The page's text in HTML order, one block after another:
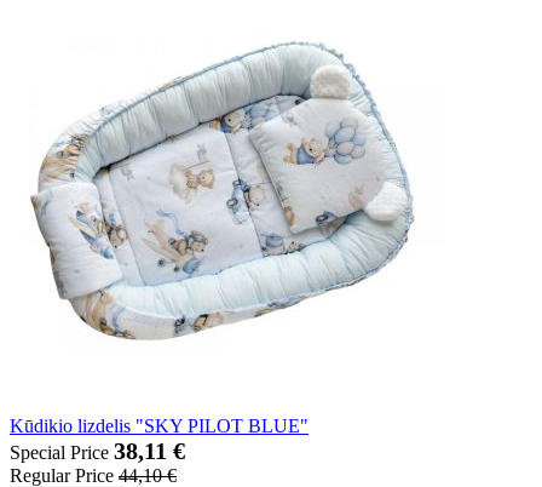
Kūdikio lizdelis "SKY PILOT BLUE"
Special Price 38,11 €
Regular Price 44,10 €